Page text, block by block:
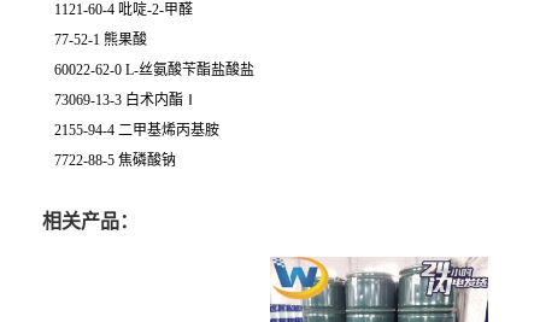
1121-60-4 吡啶-2-甲醛
77-52-1 熊果酸
60022-62-0 L-丝氨酸苄酯盐酸盐
73069-13-3 白术内酯Ⅰ
2155-94-4 二甲基烯丙基胺
7722-88-5 焦磷酸钠
相关产品：